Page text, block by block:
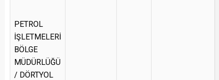
PETROL
İŞLETMELERİ
BÖLGE
MÜDÜRLÜĞÜ
/ DÖRTYOL